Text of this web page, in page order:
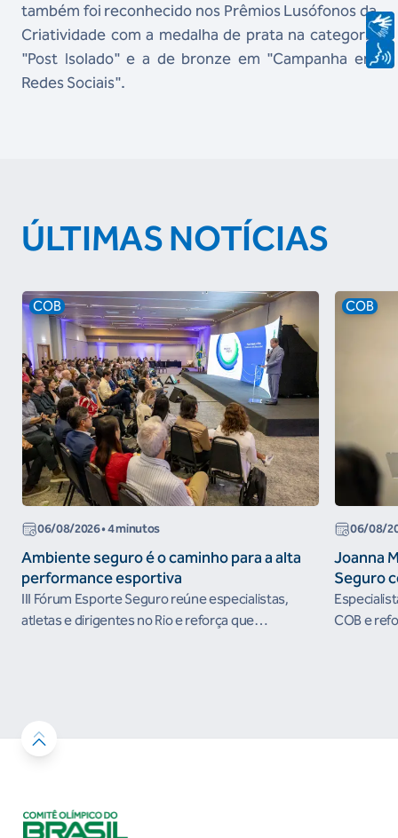
também foi reconhecido nos Prêmios Lusófonos da
Criatividade com a medalha de prata na categoria
"Post Isolado" e a de bronze em "Campanha em
Redes Sociais".
ÚLTIMAS NOTÍCIAS
COB
06/08/2026• 4 minutos
Ambiente seguro é o caminho para a alta
performance esportiva
III Fórum Esporte Seguro reúne especialistas,
atletas e dirigentes no Rio e reforça que
COB
06/08/
Joanna
Seguro
COB e